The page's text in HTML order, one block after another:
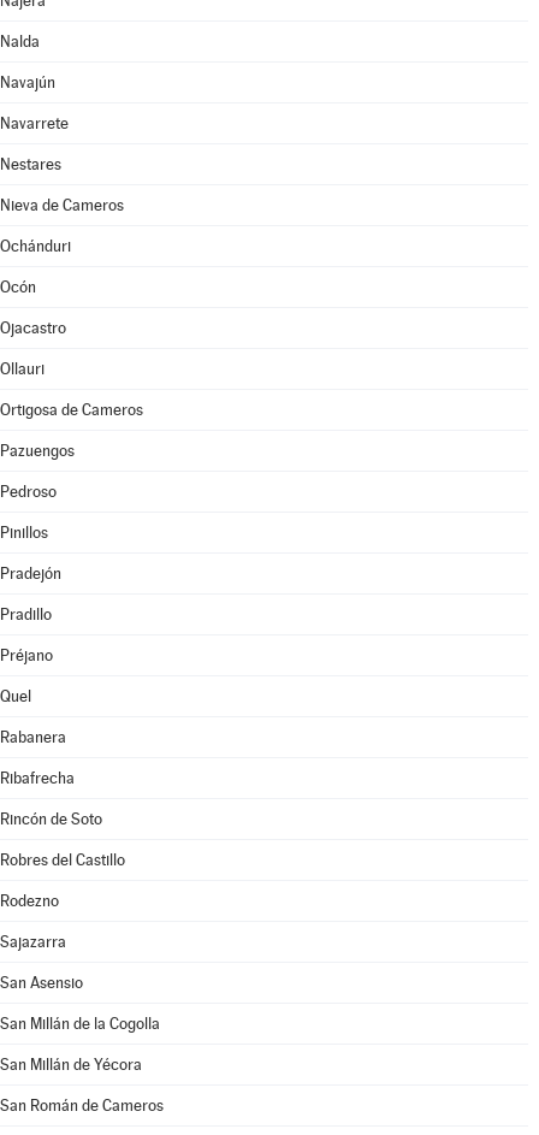
Nalda
Navajún
Navarrete
Nestares
Nieva de Cameros
Ochánduri
Ocón
Ojacastro
Ollauri
Ortigosa de Cameros
Pazuengos
Pedroso
Pinillos
Pradejón
Pradillo
Préjano
Quel
Rabanera
Ribafrecha
Rincón de Soto
Robres del Castillo
Rodezno
Sajazarra
San Asensio
San Millán de la Cogolla
San Millán de Yécora
San Román de Cameros